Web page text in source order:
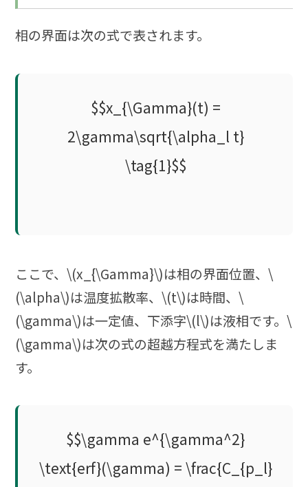
相の界面は次の式で表されます。
$$x_{\Gamma}(t) =
2\gamma\sqrt{\alpha_l t}
\tag{1}$$
ここで、\(x_{\Gamma}\)は相の界面位置、\
(\alpha\)は温度拡散率、\(t\)は時間、\
(\gamma\)は一定値、下添字\(l\)は液相です。\
(\gamma\)は次の式の超越方程式を満たしま
す。
$$\gamma e^{\gamma^2}
\text{erf}(\gamma) = \frac{C_{p_l}